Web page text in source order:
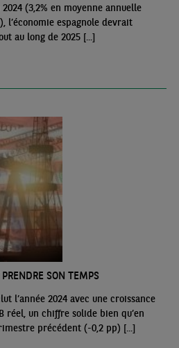
(3,2% en moyenne annuelle
l’économie espagnole devrait
au long de 2025 [...]
SON TEMPS
l’année 2024 avec une croissance
réel, un chiffre solide bien qu’en
précédent (-0,2 pp) [...]